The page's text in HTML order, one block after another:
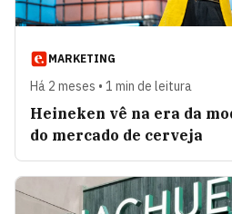
MARKETING
Há 2 meses • 1 min de leitura
Heineken vê na era da
do mercado de cerveja